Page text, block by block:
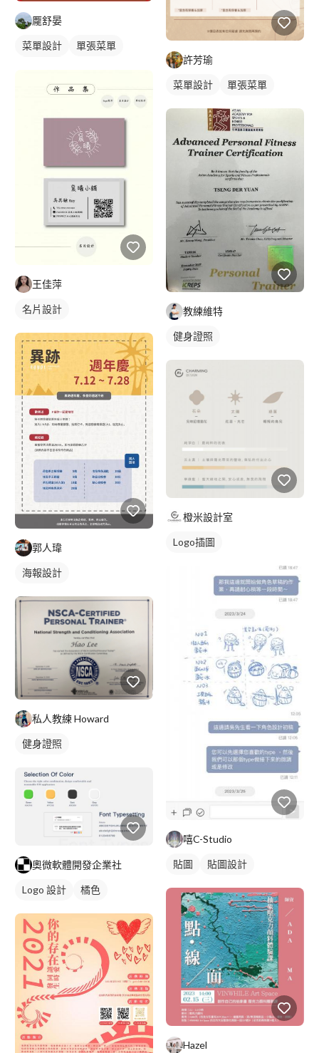
龎舒晏
菜單設計
單張菜單
王佳萍
名片設計
郭人瑋
海報設計
私人教練 Howard
健身證照
奧微軟體開發企業社
Logo 設計 橘色
許芳瑜
菜單設計 單張菜單
教練維特
健身證照
橙米設計室
Logo插圖
嘻C-Studio
貼圖 貼圖設計
Hazel